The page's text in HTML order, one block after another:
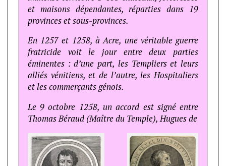
et maisons dépendantes, réparties dans 19
provinces et sous-provinces.
En 1257 et 1258, à Acre, une véritable guerre
fratricide voit le jour entre deux parties
éminentes : d’une part, les Templiers et leurs
alliés vénitiens, et de l’autre, les Hospitaliers
et les commerçants génois.
Le 9 octobre 1258, un accord est signé entre
Thomas Béraud (Maître du Temple), Hugues de